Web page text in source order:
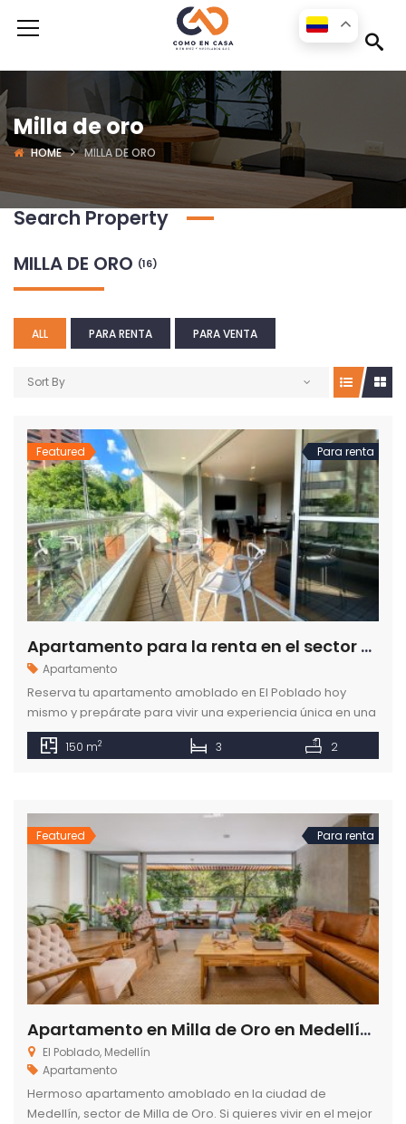
Milla de oro
HOME MILLA DE ORO
Search Property
MILLA DE ORO (16)
ALL PARA RENTA PARA VENTA
Sort By
Featured Para renta
Apartamento para la renta en el sector de Milla de Oro en el Poblado Medellín
Apartamento
Reserva tu apartamento amoblado en El Poblado hoy
mismo y prepárate para vivir una experiencia única en una
de las mejores ciudades de Colombia.
150 m2 3 2
Featured Para renta
Apartamento en Milla de Oro en Medellín Antioquia
El Poblado, Medellín
Apartamento
Hermoso apartamento amoblado en la ciudad de
Medellín, sector de Milla de Oro. Si quieres vivir en el mejor